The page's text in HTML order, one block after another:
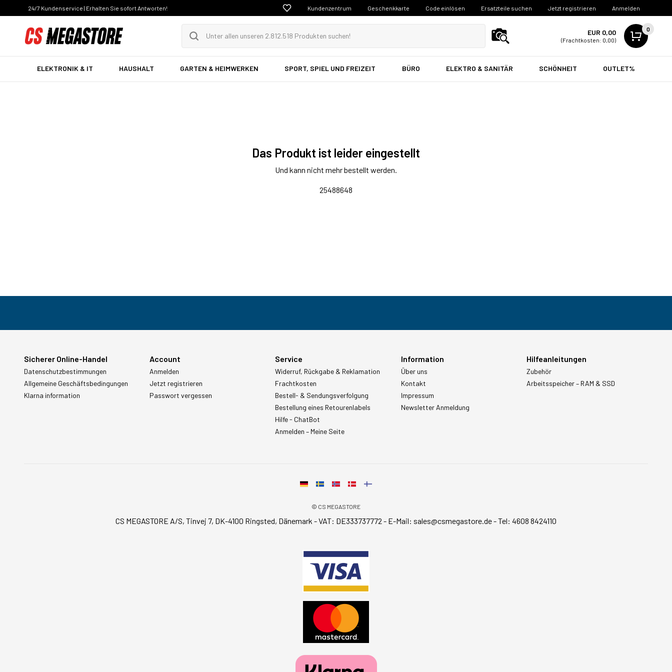
24/7 Kundenservice | Erhalten Sie sofort Antworten! Kundenzentrum Geschenkkarte Code einlösen Ersatzteile suchen Jetzt registrieren Anmelden
EUR 0,00
(Frachtkosten: 0,00)
0
ELEKTRONIK & IT HAUSHALT GARTEN & HEIMWERKEN SPORT, SPIEL UND FREIZEIT BÜRO ELEKTRO & SANITÄR SCHÖNHEIT OUTLET%
Das Produkt ist leider eingestellt
Und kann nicht mehr bestellt werden.
25488648
Sicherer Online-Handel
Datenschutzbestimmungen
Allgemeine Geschäftsbedingungen
Klarna information
Account
Anmelden
Jetzt registrieren
Passwort vergessen
Service
Widerruf, Rückgabe & Reklamation
Frachtkosten
Bestell- & Sendungsverfolgung
Bestellung eines Retourenlabels
Hilfe - ChatBot
Anmelden – Meine Seite
Information
Über uns
Kontakt
Impressum
Newsletter Anmeldung
Hilfeanleitungen
Zubehör
Arbeitsspeicher – RAM & SSD
© CS MEGASTORE
CS MEGASTORE A/S, Tinvej 7, DK-4100 Ringsted, Dänemark - VAT: DE333737772 - E-Mail: sales@csmegastore.de-Tel: 4608 8424110